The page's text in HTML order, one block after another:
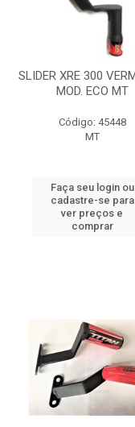
SLIDER XRE 300
MOD. ECO MT
Código: 45448
MT
Faça seu login ou
cadastre-se para
ver preços e
comprar